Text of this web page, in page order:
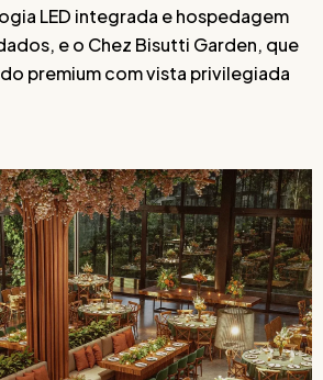
LED integrada e hospedagem
e o Chez Bisutti Garden, que
premium com vista privilegiada